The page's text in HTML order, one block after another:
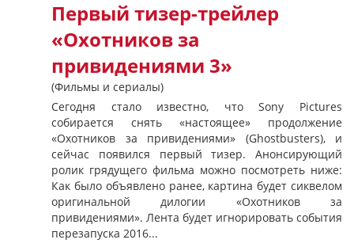
Первый тизер-трейлер
«Охотников за
привидениями 3»
(Фильмы и сериалы)
Сегодня стало известно, что Sony Pictures
собирается снять «настоящее» продолжение
«Охотников за привидениями» (Ghostbusters), и
сейчас появился первый тизер. Анонсирующий
ролик грядущего фильма можно посмотреть ниже:
Как было объявлено ранее, картина будет сиквелом
оригинальной дилогии «Охотников за
привидениями». Лента будет игнорировать события
перезапуска 2016...